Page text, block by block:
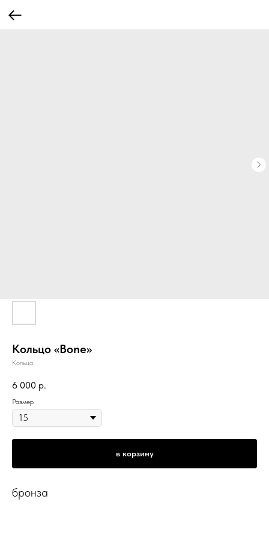
Кольцо «Bone»
Кольца
6 000 р.
Размер
в корзину
бронза